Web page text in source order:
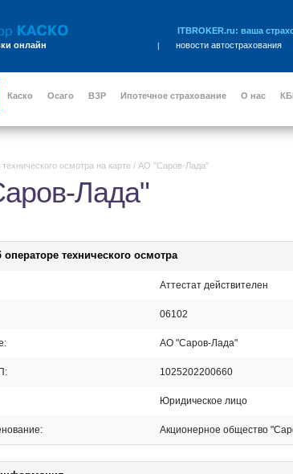
онлайн
ITBROKER.ru: ваша
| новости автострахования
Каско Осаго ВЗР Ипотечное страхование О нас
осмотра на карте / АО "Саров-Лада"
Лада"
технического осмотра
Аттестат действителен
06102
АО "Саров-Лада"
1025202200660
Юридическое лицо
Акционерное общество